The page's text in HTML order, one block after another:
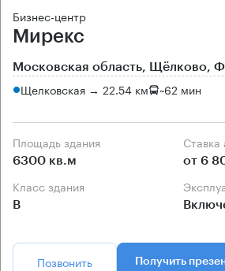
Бизнес-центр
Мирекс
Московская область, Щёлково,
Щелковская → 22.54 км ~62 мин
Площадь здания
6300 кв.м от 6
Класс здания
B
Позвонить Получить